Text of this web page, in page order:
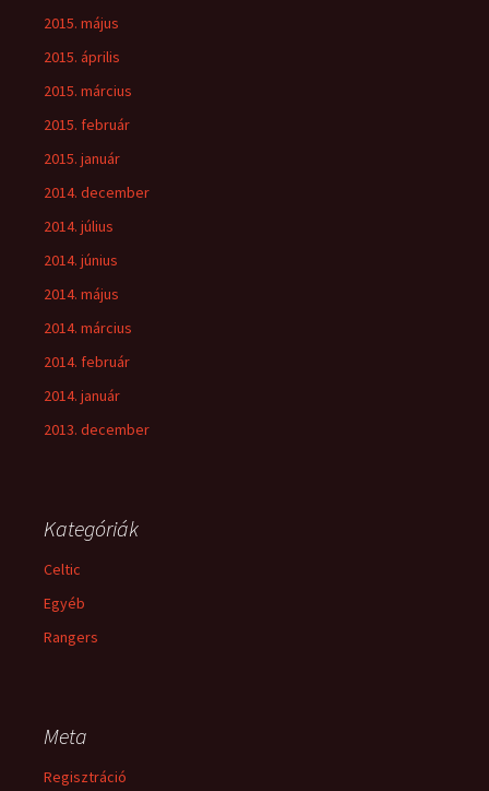
2015. május
2015. április
2015. március
2015. február
2015. január
2014. december
2014. július
2014. június
2014. május
2014. március
2014. február
2014. január
2013. december
Kategóriák
Celtic
Egyéb
Rangers
Meta
Regisztráció